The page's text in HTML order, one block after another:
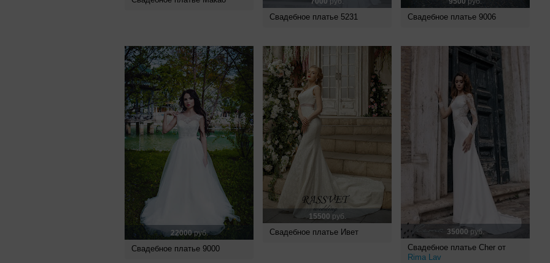
Свадебное платье 5231 Свадебное платье 9006
22000руб.
Свадебное платье 9000
15500 руб.
Свадебное платье Ивет 35000руб.
Свадебное платье Cher от
Rima Lav